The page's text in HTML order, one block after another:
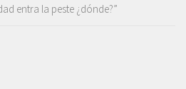
entra la peste ¿dónde?”